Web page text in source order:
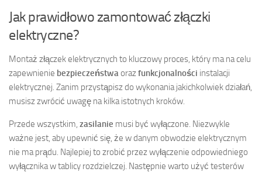
Jak prawidłowo zamontować złączki
elektryczne?
Montaż złączek elektrycznych to kluczowy proces, który ma na celu
zapewnienie bezpieczeństwaorazfunkcjonalności instalacji
elektrycznej. Zanim przystąpisz do wykonania jakichkolwiek działań,
musisz zwrócić uwagę na kilka istotnych kroków.
Przede wszystkim, zasilanie musi być wyłączone. Niezwykle
ważne jest, aby upewnić się, że w danym obwodzie elektrycznym
nie ma prądu. Najlepiej to zrobić przez wyłączenie odpowiedniego
wyłącznika w tablicy rozdzielczej. Następnie warto użyć testerów